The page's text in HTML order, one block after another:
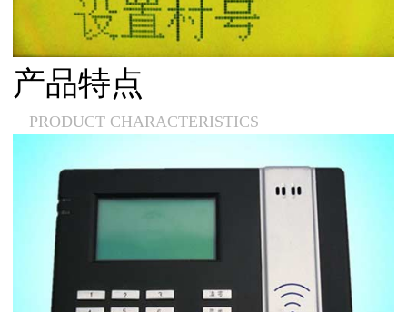
产品特点
PRODUCT CHARACTERISTICS